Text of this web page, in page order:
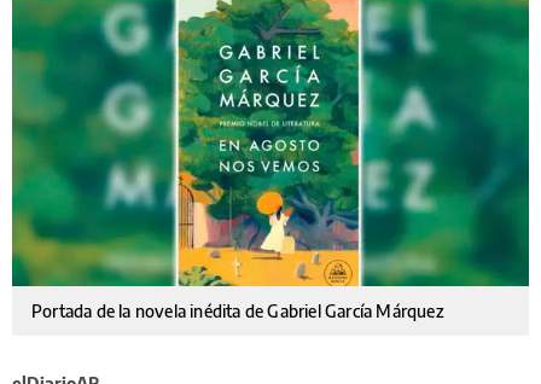
Portada de la novela inédita de Gabriel García Márquez